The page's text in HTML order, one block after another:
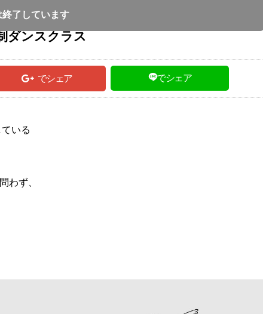
了しています
ダンスクラス
でシェア でシェア
いる
わず、